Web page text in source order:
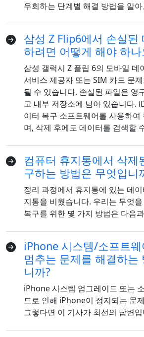
우회하는 단계별 해결 방법을 알
삼성 Z Flip6에서 손실된
하려면 어떻게 해야 하나
삼성 갤럭시 Z 플립 6의 모바일 데
서비스 제공자 또는 SIM 카드 문
될 수 있습니다. 손실된 파일은 영
고 내부 저장소에 남아 있습니다.
이터 복구 소프트웨어를 사용하여
며, 삭제 후에도 데이터를 검색할
컴퓨터 휴지통에서 삭제
구하는 방법은 무엇입니
정리 과정에서 휴지통에 있는 데
지통을 비웠습니다. 우리는 무엇
복구를 위한 몇 가지 방법은 다음
iPhone 시스템/소프트
멈추는 문제를 해결하는
니까?
iPhone 시스템 업그레이드 또는
드로 인해 iPhone이 정지되는 문
그렇다면 이 기사가 최선의 답변